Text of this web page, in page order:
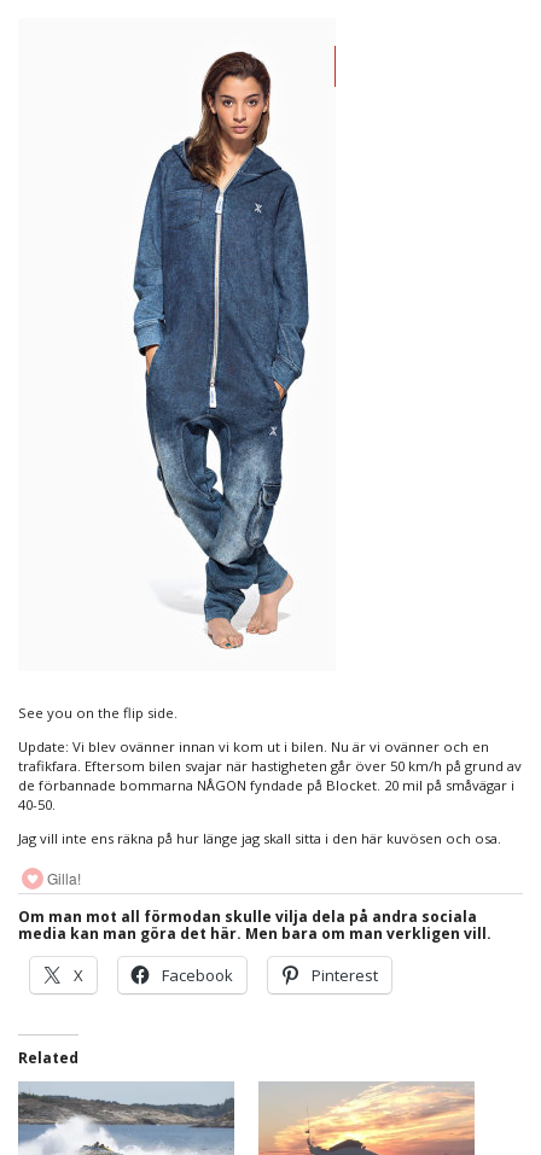
See you on the flip side.
Update: Vi blev ovänner innan vi kom ut i bilen. Nu är vi ovänner och en
trafikfara. Eftersom bilen svajar när hastigheten går över 50 km/h på grund av
de förbannade bommarna NÅGON fyndade på Blocket. 20 mil på småvägar i
40-50.
Jag vill inte ens räkna på hur länge jag skall sitta i den här kuvösen och osa.
Gilla!
Om man mot all förmodan skulle vilja dela på andra sociala
media kan man göra det här. Men bara om man verkligen vill.
X Facebook Pinterest
Related